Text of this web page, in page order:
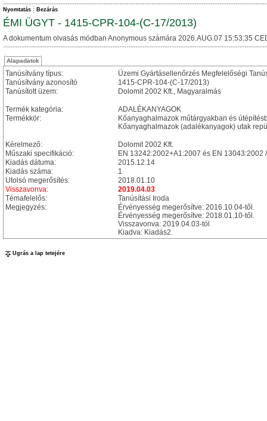
Nyomtatás Bezárás
ÉMI ÜGYT - 1415-CPR-104-(C-17/2013)
A dokumentum olvasás módban Anonymous számára 2026.AUG.07 15:53:35
Alapadatok
Tanúsítvány típus:
Üzemi Gyártásellenőrzés Megfelelőségi
Tanúsítvány azonosító
1415-CPR-104-(C-17/2013)
Tanúsított üzem:
Dolomit 2002 Kft., Magyaralmás
Termék kategória:
ADALÉKANYAGOK
Termékkör:
Kőanyaghalmazok műtárgyakban és
Kőanyaghalmazok (adalékanyagok) utak
Kérelmező:
Dolomit 2002 Kft.
Műszaki specifikáció:
EN 13242:2002+A1:2007 és EN 13043:2002
Kiadás dátuma:
2015.12.14
Kiadás száma:
1
Utolsó megerősítés:
2018.01.10
Visszavonva:
2019.04.03
Témafelelős:
Tanúsítási Iroda
Megjegyzés:
Érvényesség megerősítve: 2016.10.04-től.
Érvényesség megerősítve: 2018.01.10-től.
Visszavonva: 2019.04.03-tól
Kiadva: Kiadás2.
Ugrás a lap tetejére